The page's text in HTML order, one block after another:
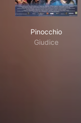
Pinocchio
Giudice